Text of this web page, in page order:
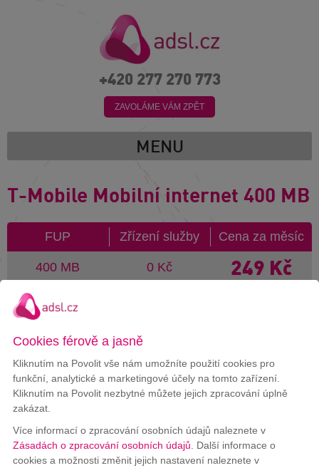
+420 277 270 773
ZAVOLÁME VÁM ZPĚT
MENU
T-Mobile Mobilní internet 400 MB
FUP
400 MB
Zřízení služby
0 Kč
Cena za měsíc
249 Kč
Objednejte rychleji
do 3 pracovních dnů
Chcete poradit s výběrem?
Zavoláme vám zdarma zpět.
Cookies férově a jasně
Kliknutím na Povolit vše nám umožníte použití cookies pro
funkční, analytické a marketingové účely na tomto zařízení.
Kliknutím na Povolit nezbytné můžete jejich zpracování úplně
zakázat.
Více informací o zpracování osobních údajů naleznete v
Zásadách o zpracování osobních údajů . Další informace o
cookies a možnosti změnit jejich nastavení naleznete v